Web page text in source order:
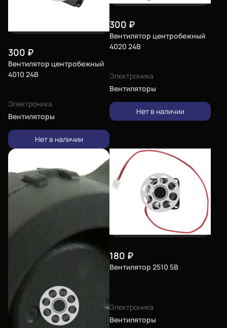
300 ₽
Вентилятор центробежный
4010 24В
Электроника
Вентиляторы
Нет в наличии
300 ₽
Вентилятор центробежный
4020 24В
Электроника
Вентиляторы
Нет в наличии
180 ₽
Вентилятор 2510 5В
Электроника
Вентиляторы